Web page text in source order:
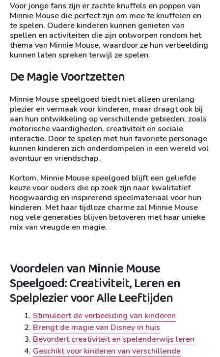
Voor jonge fans zijn er zachte knuffels en poppen van
Minnie Mouse die perfect zijn om mee te knuffelen en
te spelen. Oudere kinderen kunnen genieten van
spellen en activiteiten die zijn ontworpen rondom het
thema van Minnie Mouse, waardoor ze hun verbeelding
kunnen laten spreken terwijl ze spelen.
De Magie Voortzetten
Minnie Mouse speelgoed biedt niet alleen urenlang
plezier en vermaak voor kinderen, maar draagt ook bij
aan hun ontwikkeling op verschillende gebieden, zoals
motorische vaardigheden, creativiteit en sociale
interactie. Door te spelen met hun favoriete personage
kunnen kinderen zich onderdompelen in een wereld vol
avontuur en vriendschap.
Kortom, Minnie Mouse speelgoed blijft een geliefde
keuze voor ouders die op zoek zijn naar kwalitatief
hoogwaardig en inspirerend speelmateriaal voor hun
kinderen. Met haar tijdloze charme zal Minnie Mouse
nog vele generaties blijven betoveren met haar unieke
mix van vreugde en magie.
Voordelen van Minnie Mouse
Speelgoed: Creativiteit, Leren en
Spelplezier voor Alle Leeftijden
Stimuleert de verbeelding van kinderen
Brengt de magie van Disney in huis
Bevordert creativiteit en spelenderwijs leren
Geschikt voor kinderen van verschillende